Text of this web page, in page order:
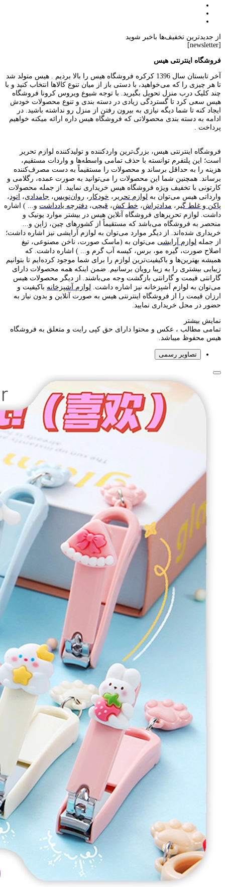
از جدیدترین تخفیف‌ها باخبر شوید
[newsletter]
فروشگاه اینترنتی هیس
آخر تابستان سال 1396 کرکره فروشگاه هیس را بالا بردیم . هیس متولد شد
تا هر چیزی را که می‌خواهید، با دستی باز از میان تنوع کالاها انتخاب کنید و با
چند کلیک درب منزل تحویل بگیرید. با توجه شیوع ویروس کرونا فروشگاه
هیس سعی کرد تا گستردگی زیادی در دسته بندی و تنوع محصولات خودش
ایجاد کنه تا شما دیگه نیازی به بیرون رفتن از منزل رو نداشته باشید. در
ادامه به دسته بندی محصولاتی که فروشگاه هیس داره ارائه میکنه خواهیم
پرداخت .
فروشگاه اینترنتی هیس، بزرگ‌ترین وارد‌کننده و تولید‌کننده لوازم تحریر
است؛ این پلتفرم توانسته با حذف تمامی واسطه‌ها و واردات مستقیم،
هزینه را به حداقل برساند و محصولات را مستقیماً به دست مصرف‌کننده
برساند. همچنین شما این محصولات را می‌توانید به صورت عمده، رگلامی و
کارتونی با تخفیف ویژه فروشگاه هیس خریداری نمایید. از جمله محصولات
وارداتی هیس می‌توان به لوازم تحریر ، خودکار ، روان‌نویس، جامدادی، اتود ،
پاکن و غلط گیر ، مدادتراش، خط کش، قیچی، دفترچه یادداشت و... ) اشاره
داشت. لوازم تحریر‌های فروشگاه آنلاین هیس در بیشتر موارد یونیک و
منحصر به فروشگاه می‌باشد که مستقیماً از کشور‌های چین، ژاپن و...
خریداری شده‌اند. از دیگر موارد می‌توان به لوازم آرایشی نیز اشاره داشت؛
از جمله لوازم آرایشی می‌توان به (ماسک صورت، ناخن مصنوعی، تیغ
اصلاح صورت، گیره مو، برس، کیسه آب گرم و... ) اشاره داشت. که
همیشه بهترین‌ها و باکیفیت‌ترین لوازم را برای شما موجود کرده‌ایم تا بتوانیم
زیبایی بیشتری را به زیبا رویان برسانیم. ضمن اینکه همه محصولات دارای
گارانتی قیمت و گارانتی بازگشت وجه می‌باشند. از دیگر محصولات هیس
می‌توان به لوازم آشپزخانه نیز اشاره داشت. لوازم آشپزخانه باکیفیت و
ارزان قیمت را از فروشگاه اینترنتی هیس به صورت آنلاین و بدون نیاز به
حضور در محل خریداری نمایید.
نمایش بیشتر
تمامی مطالب ، عکس و محتوا دارای حق کپی رایت و متعلق به فروشگاه
هیس محفوظ میباشد.
تصاویر رسمی